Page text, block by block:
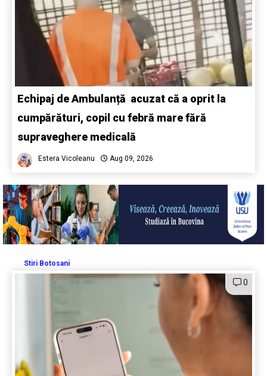
Echipaj de Ambulanță acuzat că a oprit la
cumpărături, copil cu febră mare fără
supraveghere medicală
Estera Vicoleanu Aug 09, 2026
Stiri Botosani
0